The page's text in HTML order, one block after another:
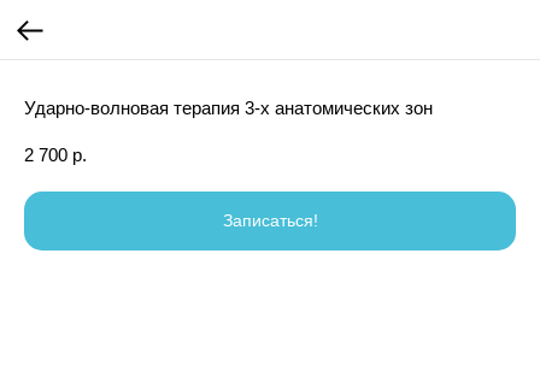
Ударно-волновая терапия 3-х анатомических зон
2 700 р.
Записаться!